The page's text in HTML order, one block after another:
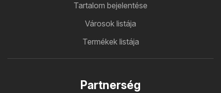
Tartalom bejelentése
Városok listája
Termékek listája
Partnerség